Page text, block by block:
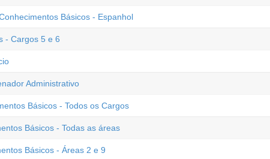
Básicos - Espanhol
- Cargos 5 e 6
Administrativo
Básicos - Todos os Cargos
Básicos - Todas as áreas
Básicos - Áreas 2 e 9